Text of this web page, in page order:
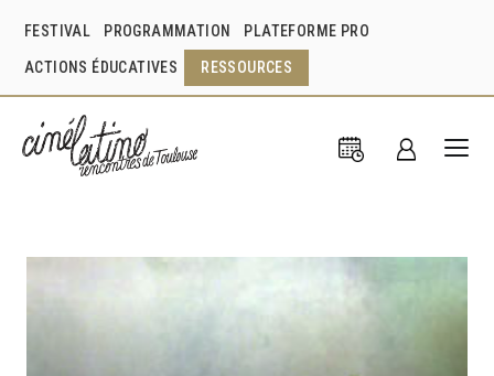
FESTIVAL PROGRAMMATION PLATEFORME PRO
ACTIONS ÉDUCATIVES RESSOURCES